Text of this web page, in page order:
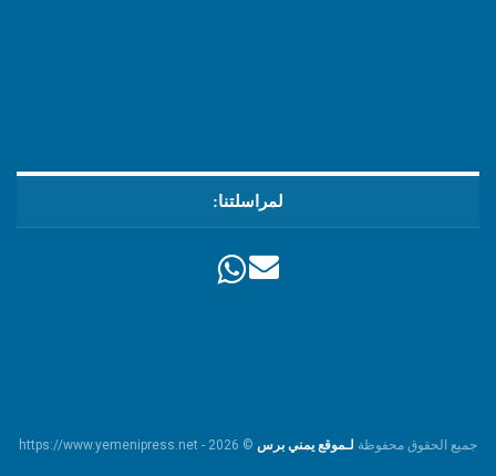
لمراسلتنا:
جميع الحقوق محفوظة لـموقع يمني برس © https://www.yemenipress.net - 2026